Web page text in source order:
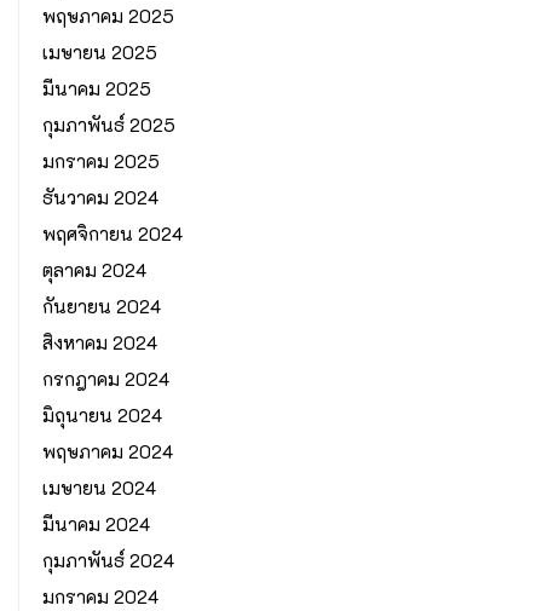
พฤษภาคม 2025
เมษายน 2025
มีนาคม 2025
กุมภาพันธ์ 2025
มกราคม 2025
ธันวาคม 2024
พฤศจิกายน 2024
ตุลาคม 2024
กันยายน 2024
สิงหาคม 2024
กรกฎาคม 2024
มิถุนายน 2024
พฤษภาคม 2024
เมษายน 2024
มีนาคม 2024
กุมภาพันธ์ 2024
มกราคม 2024